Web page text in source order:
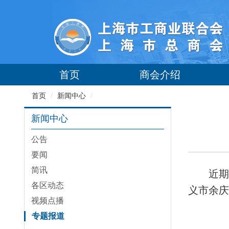
首页 商会介绍
首页 / 新闻中心 /
新闻中心
公告
要闻
简讯
各区动态
视频点播
专题报道
近
义市余